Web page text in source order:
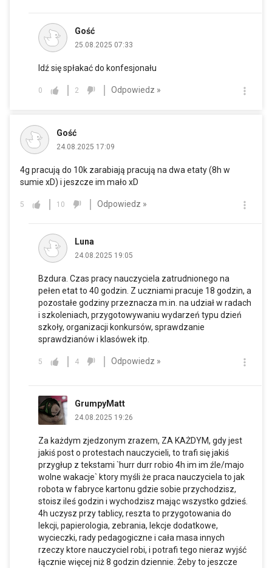
Gość
25.08.2025 07:33
Idź się spłakać do konfesjonału
0 2 Odpowiedz »
Gość
24.08.2025 17:09
4g pracują do 10k zarabiają pracują na dwa etaty (8h w
sumie xD) i jeszcze im mało xD
5 10 Odpowiedz »
Luna
24.08.2025 19:05
Bzdura. Czas pracy nauczyciela zatrudnionego na
pełen etat to 40 godzin. Z uczniami pracuje 18 godzin, a
pozostałe godziny przeznacza m.in . na udział w radach
i szkoleniach, przygotowywaniu wydarzeń typu dzień
szkoły, organizacji konkursów, sprawdzanie
sprawdzianów i klasówek itp.
5 4 Odpowiedz »
GrumpyMatt
24.08.2025 19:26
Za każdym zjedzonym zrazem, ZA KAŻDYM, gdy jest
jakiś post o protestach nauczycieli, to trafi się jakiś
przygłup z tekstami `hurr durr robio 4h im im źle/majo
wolne wakacje` ktory myśli że praca nauczyciela to jak
robota w fabryce kartonu gdzie sobie przychodzisz,
stoisz ileś godzin i wychodzisz mając wszystko gdzieś.
4h uczysz przy tablicy, reszta to przygotowania do
lekcji, papierologia, zebrania, lekcje dodatkowe,
wycieczki, rady pedagogiczne i cała masa innych
rzeczy ktore nauczyciel robi, i potrafi tego nieraz wyjść
łącznie więcej niż 8 godzin dziennie. Żeby to jeszcze